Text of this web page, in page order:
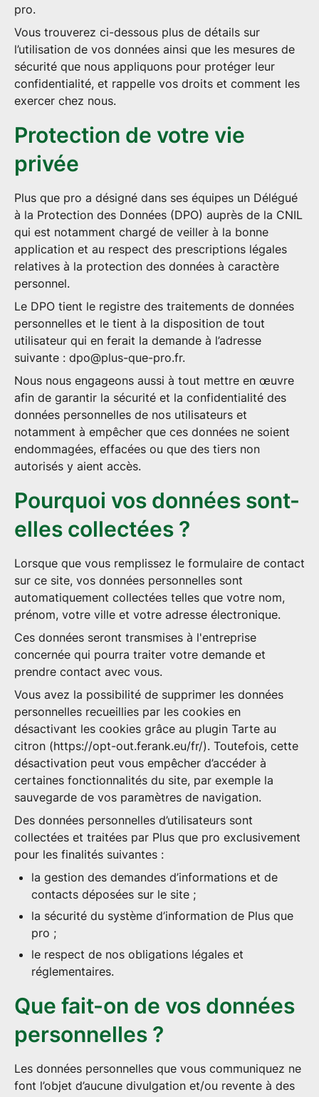
pro.
Vous trouverez ci-dessous plus de détails sur
l’utilisation de vos données ainsi que les mesures de
sécurité que nous appliquons pour protéger leur
confidentialité, et rappelle vos droits et comment les
exercer chez nous.
Protection de votre vie
privée
Plus que pro a désigné dans ses équipes un Délégué
à la Protection des Données (DPO) auprès de la CNIL
qui est notamment chargé de veiller à la bonne
application et au respect des prescriptions légales
relatives à la protection des données à caractère
personnel.
Le DPO tient le registre des traitements de données
personnelles et le tient à la disposition de tout
utilisateur qui en ferait la demande à l’adresse
suivante : dpo@plus-que-pro.fr.
Nous nous engageons aussi à tout mettre en œuvre
afin de garantir la sécurité et la confidentialité des
données personnelles de nos utilisateurs et
notamment à empêcher que ces données ne soient
endommagées, effacées ou que des tiers non
autorisés y aient accès.
Pourquoi vos données sont-
elles collectées ?
Lorsque que vous remplissez le formulaire de contact
sur ce site, vos données personnelles sont
automatiquement collectées telles que votre nom,
prénom, votre ville et votre adresse électronique.
Ces données seront transmises à l'entreprise
concernée qui pourra traiter votre demande et
prendre contact avec vous.
Vous avez la possibilité de supprimer les données
personnelles recueillies par les cookies en
désactivant les cookies grâce au plugin Tarte au
citron (https://opt-out.ferank.eu/fr/). Toutefois, cette
désactivation peut vous empêcher d’accéder à
certaines fonctionnalités du site, par exemple la
sauvegarde de vos paramètres de navigation.
Des données personnelles d’utilisateurs sont
collectées et traitées par Plus que pro exclusivement
pour les finalités suivantes :
la gestion des demandes d’informations et de
contacts déposées sur le site ;
la sécurité du système d’information de Plus que
pro ;
le respect de nos obligations légales et
réglementaires.
Que fait-on de vos données
personnelles ?
Les données personnelles que vous communiquez ne
font l’objet d’aucune divulgation et/ou revente à des